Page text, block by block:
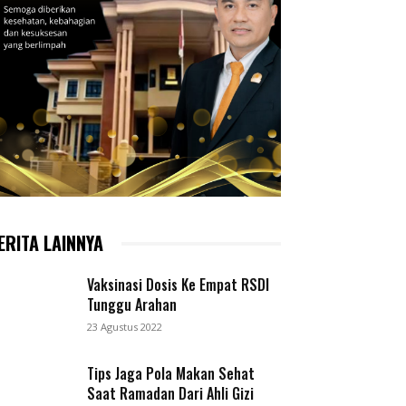
LAINNYA
Vaksinasi Dosis Ke Empat RSDI
Tunggu Arahan
23 Agustus 2022
Tips Jaga Pola Makan Sehat
Saat Ramadan Dari Ahli Gizi